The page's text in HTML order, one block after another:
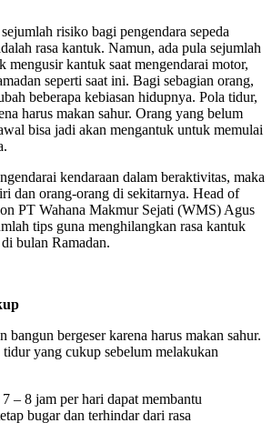
risiko bagi pengendara sepeda
rasa kantuk. Namun, ada pula sejumlah
mengusir kantuk saat mengendarai motor,
seperti saat ini. Bagi sebagian orang,
beberapa kebiasan hidupnya. Pola tidur,
harus makan sahur. Orang yang belum
bisa jadi akan mengantuk untuk memulai
kendaraan dalam beraktivitas, maka
dan orang-orang di sekitarnya. Head of
PT Wahana Makmur Sejati (WMS) Agus
tips guna menghilangkan rasa kantuk
bulan Ramadan.
bergeser karena harus makan sahur.
yang cukup sebelum melakukan
– 8 jam per hari dapat membantu
bugar dan terhindar dari rasa